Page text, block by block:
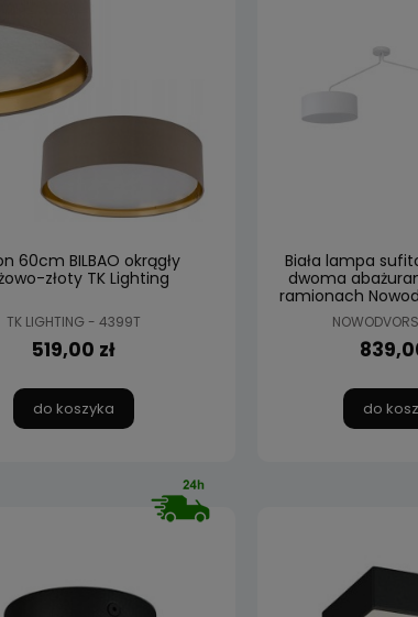
60cm BILBAO okrągły
złoty TK Lighting
TK LIGHTING - 4399T
519,00 zł
do koszyka
Biała lampa
dwoma
ramionach
do